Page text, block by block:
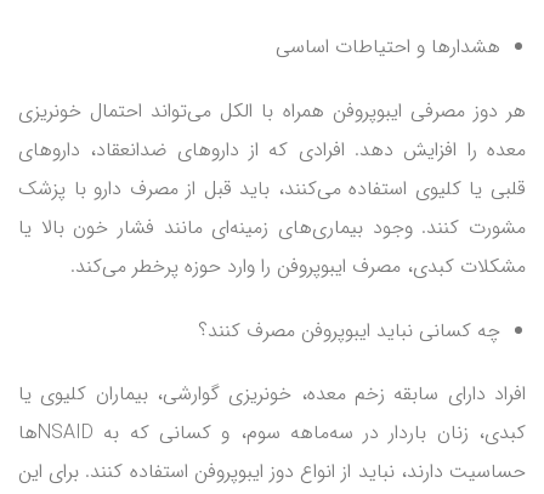
هشدارها و احتیاطات اساسی
هر دوز مصرفی ایبوپروفن همراه با الکل می‌تواند احتمال خونریزی
معده را افزایش دهد. افرادی که از داروهای ضدانعقاد، داروهای
قلبی یا کلیوی استفاده می‌کنند، باید قبل از مصرف دارو با پزشک
مشورت کنند. وجود بیماری‌های زمینه‌ای مانند فشار خون بالا یا
مشکلات کبدی، مصرف ایبوپروفن را وارد حوزه پرخطر می‌کند.
چه کسانی نباید ایبوپروفن مصرف کنند؟
افراد دارای سابقه زخم معده، خونریزی گوارشی، بیماران کلیوی یا
کبدی، زنان باردار در سه‌ماهه سوم، و کسانی که به NSAIDها
حساسیت دارند، نباید از انواع دوز ایبوپروفن استفاده کنند. برای این